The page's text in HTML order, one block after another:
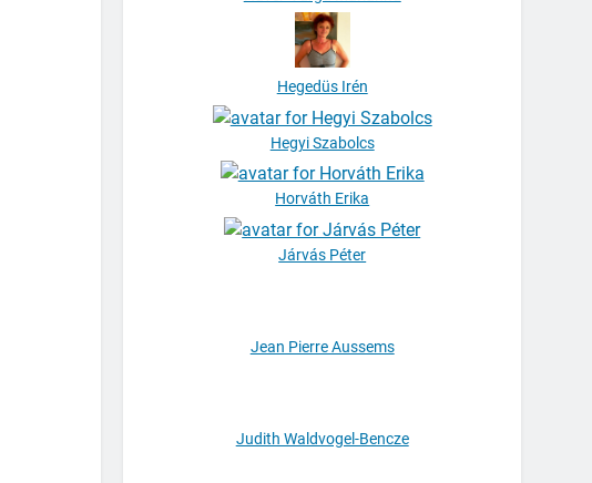
Hegedüs Irén
Hegyi Szabolcs
Horváth Erika
Járvás Péter
Jean Pierre Aussems
Judith Waldvogel-Bencze